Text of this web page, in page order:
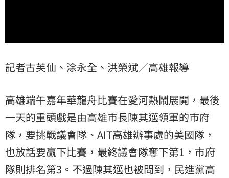
記者古芙仙、涂永全、洪榮斌／高雄報導
高雄端午嘉年華龍舟比賽在愛河熱鬧展開，最後
一天的重頭戲是由高雄市長陳其邁領軍的市府
隊，要挑戰議會隊、AIT高雄辦事處的美國隊，
也放話要贏下比賽，最終議會隊奪下第1，市府
隊則排名第3。不過陳其邁也被問到，民進黨高